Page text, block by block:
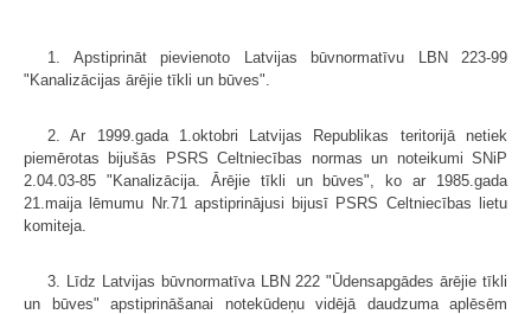
1. Apstiprināt pievienoto Latvijas būvnormatīvu LBN 223-99
"Kanalizācijas ārējie tīkli un būves".
2. Ar 1999.gada 1.oktobri Latvijas Republikas teritorijā netiek
piemērotas bijušās PSRS Celtniecības normas un noteikumi SNiP
2.04.03-85 "Kanalizācija. Ārējie tīkli un būves", ko ar 1985.gada
21.maija lēmumu Nr.71 apstiprinājusi bijusī PSRS Celtniecības lietu
komiteja.
3. Līdz Latvijas būvnormatīva LBN 222 "Ūdensapgādes ārējie tīkli
un būves" apstiprināšanai notekūdeņu vidējā daudzuma aplēsēm